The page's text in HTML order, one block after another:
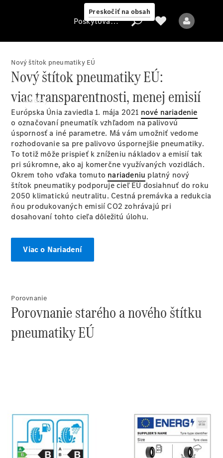
Preskočiť na obsah
Modely
Všetky modely
Elektrické modely
Sprinter
Skriňové
Šasi -
Dvojkabína
Sprinter
Šasi - Valník
Poskytovateľ
Nový štítok pneumatiky EÚ
Nový štítok pneumatiky EÚ:
viac transparentnosti, menej emisií
Európska Únia zaviedla 1. mája 2021 nové nariadenie
o označovaní pneumatík vzhľadom na palivovú
úspornosť a iné parametre. Má vám umožniť vedome
rozhodovanie sa pre palivovo úspornejšie pneumatiky.
To totiž môže prispieť k zníženiu nákladov a emisií tak
pri súkromne, ako aj komerčne využívaných vozidlách.
Okrem toho vďaka tomuto nariadeniu platný nový
štítok pneumatiky podporuje cieľ EÚ dosiahnuť do roku
2050 klimatickú neutralitu. Cestná premávka a redukcia
ňou produkovaných emisií CO2 zohrávajú pri
dosahovaní tohto cieľa dôležitú úlohu.
Viac o Nariadení
Porovnanie
Porovnanie starého a nového štítku
pneumatiky EÚ